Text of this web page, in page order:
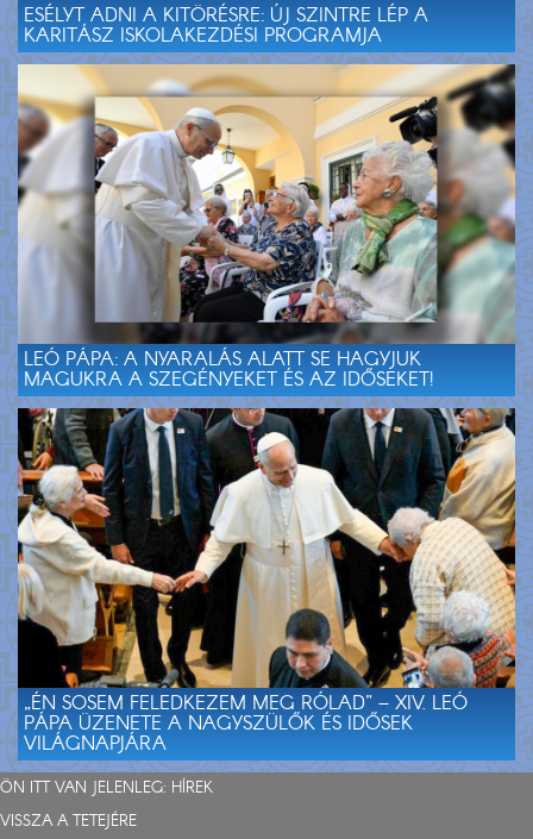
ESÉLYT ADNI A KITÖRÉSRE: ÚJ SZINTRE LÉP A
KARITÁSZ ISKOLAKEZDÉSI PROGRAMJA
LEÓ PÁPA: A NYARALÁS ALATT SE HAGYJUK
MAGUKRA A SZEGÉNYEKET ÉS AZ IDŐSEKET!
„ÉN SOSEM FELEDKEZEM MEG RÓLAD” – XIV. LEÓ
PÁPA ÜZENETE A NAGYSZÜLŐK ÉS IDŐSEK
VILÁGNAPJÁRA
ÖN ITT VAN JELENLEG: HÍREK
VISSZA A TETEJÉRE